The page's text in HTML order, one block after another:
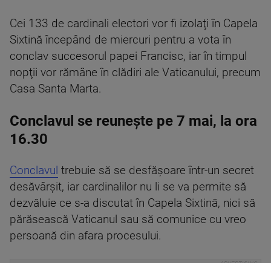
Cei 133 de cardinali electori vor fi izolaţi în Capela
Sixtină începând de miercuri pentru a vota în
conclav succesorul papei Francisc, iar în timpul
nopţii vor rămâne în clădiri ale Vaticanului, precum
Casa Santa Marta.
Conclavul se reunește pe 7 mai, la ora
16.30
Conclavul trebuie să se desfăşoare într-un secret
desăvârşit, iar cardinalilor nu li se va permite să
dezvăluie ce s-a discutat în Capela Sixtină, nici să
părăsească Vaticanul sau să comunice cu vreo
persoană din afara procesului.